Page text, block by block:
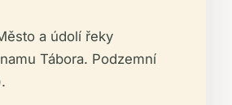
a údolí řeky
Tábora. Podzemní